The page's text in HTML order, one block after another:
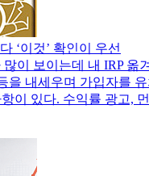
‘이것’ 확인이 우선
이 보이는데 내 IRP
을 내세우며 가입자를
이 있다. 수익률 광고,